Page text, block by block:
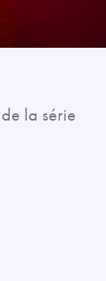
la série